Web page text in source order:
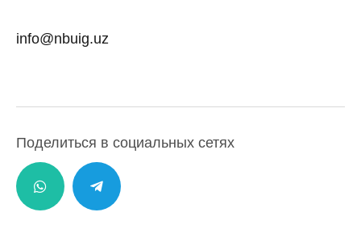
info@nbuig.uz
Поделиться в социальных сетях